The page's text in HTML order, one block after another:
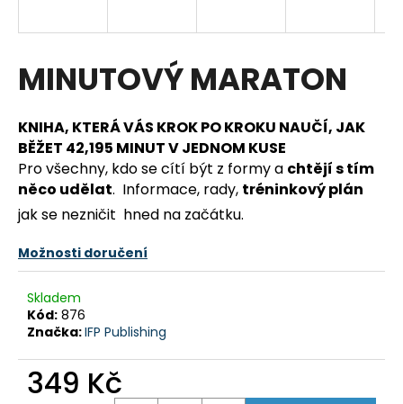
MINUTOVÝ MARATON
KNIHA, KTERÁ VÁS KROK PO KROKU NAUČÍ, JAK
BĚŽET 42,195 MINUT V JEDNOM KUSE
Pro všechny, kdo se cítí být z formy a chtějí s tím
něco udělat. Informace, rady, tréninkový plán
jak se nezničit hned na začátku.
Možnosti doručení
Skladem
Kód: 876
Značka:IFP Publishing
349 Kč
í
t
?
HLEDAT
D
o
p
r
u